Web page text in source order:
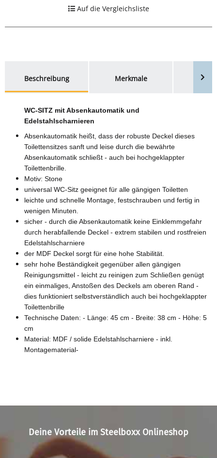
Auf die Vergleichsliste
Beschreibung
Merkmale
WC-SITZ mit Absenkautomatik und
Edelstahlscharnieren
Absenkautomatik heißt, dass der robuste Deckel dieses
Toilettensitzes sanft und leise durch die bewährte
Absenkautomatik schließt - auch bei hochgeklappter
Toilettenbrille.
Motiv: Stone
universal WC-Sitz geeignet für alle gängigen Toiletten
leichte und schnelle Montage, festschrauben und fertig in
wenigen Minuten.
sicher - durch die Absenkautomatik keine Einklemmgefahr
durch herabfallende Deckel - extrem stabilen und rostfreien
Edelstahlscharniere
der MDF Deckel sorgt für eine hohe Stabilität.
sehr hohe Beständigkeit gegenüber allen gängigen
Reinigungsmittel - leicht zu reinigen zum Schließen genügt
ein einmaliges, Anstoßen des Deckels am oberen Rand -
dies funktioniert selbstverständlich auch bei hochgeklappter
Toilettenbrille
Technische Daten: - Länge: 45 cm - Breite: 38 cm - Höhe: 5
cm
Material: MDF / solide Edelstahlscharniere - inkl.
Montagematerial-
Deine Vorteile im Steelboxx Onlineshop